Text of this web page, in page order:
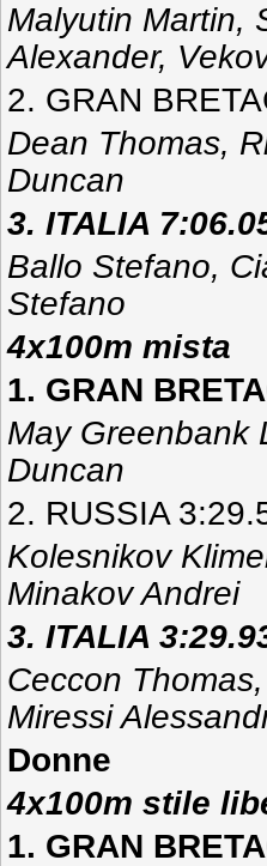
Malyutin Martin,
Alexander,
2. GRAN
Dean Thomas,
Duncan
3. ITALIA
Ballo Stefano,
Stefano
4x100m mista
1. GRAN
May Greenbank
Duncan
2. RUSSIA
Kolesnikov
Minakov Andrei
3. ITALIA
Ceccon
Miressi
Donne
4x100m stile
1. GRAN